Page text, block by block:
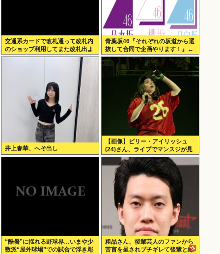
交通系カードで改札通って改札内
のショップ利用してまた改札出よ
うとしたら出られなくてワロタ
青葉坂46『それぞれの坂道から選
抜して合同で企画やります！』←
これが最悪だよな
井上春華、へそ出し
【画像】ビリー・アイリッシュ
(24)さん、ライブでマンスジが見
える衣装を着て炎上
“酷暑”に揺れる野球界…いまや少
数派“屋外球場”での試合で浮き彫
粗品さん、後輩芸人のファンから
苦言を呈されブチギレて後輩と縁